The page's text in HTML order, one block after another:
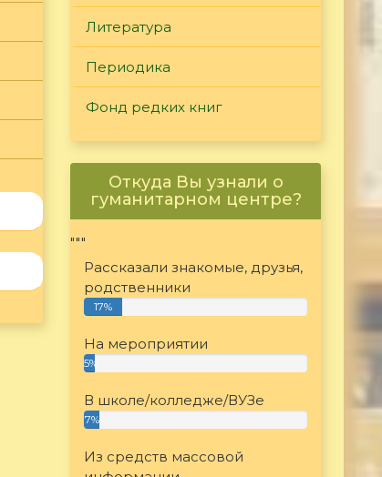
Литература
Периодика
Фонд редких книг
Откуда Вы узнали о
гуманитарном центре?
"""
Рассказали знакомые, друзья,
родственники
17%
На мероприятии
5%
В школе/колледже/ВУЗе
7%
Из средств массовой